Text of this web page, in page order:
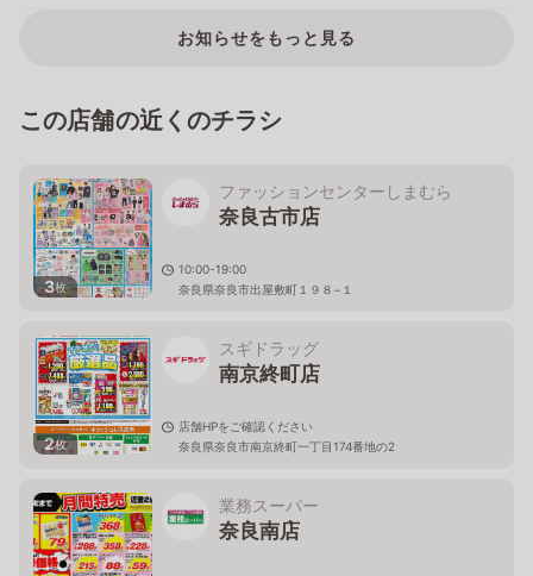
お知らせをもっと見る
この店舗の近くのチラシ
3枚
ファッションセンターしまむら
奈良古市店
10:00-19:00
奈良県奈良市出屋敷町１９８−１
2枚
スギドラッグ
南京終町店
店舗HPをご確認ください
奈良県奈良市南京終町一丁目174番地の2
業務スーパー
奈良南店